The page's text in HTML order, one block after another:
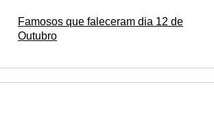
Famosos que faleceram dia 12 de
Outubro